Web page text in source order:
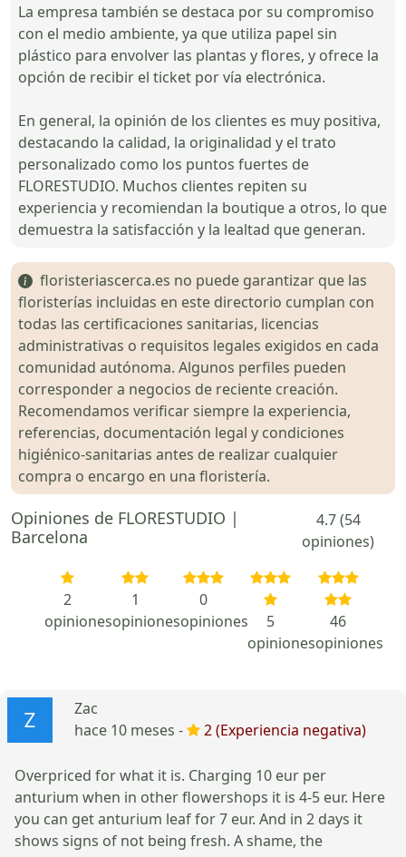
La empresa también se destaca por su compromiso
con el medio ambiente, ya que utiliza papel sin
plástico para envolver las plantas y flores, y ofrece la
opción de recibir el ticket por vía electrónica.
En general, la opinión de los clientes es muy positiva,
destacando la calidad, la originalidad y el trato
personalizado como los puntos fuertes de
FLORESTUDIO. Muchos clientes repiten su
experiencia y recomiendan la boutique a otros, lo que
demuestra la satisfacción y la lealtad que generan.
floristeriascerca.es no puede garantizar que las
floristerías incluidas en este directorio cumplan con
todas las certificaciones sanitarias, licencias
administrativas o requisitos legales exigidos en cada
comunidad autónoma. Algunos perfiles pueden
corresponder a negocios de reciente creación.
Recomendamos verificar siempre la experiencia,
referencias, documentación legal y condiciones
higiénico-sanitarias antes de realizar cualquier
compra o encargo en una floristería.
Opiniones de FLORESTUDIO |
Barcelona
4.7 (54
opiniones)
2
opiniones
1
opiniones
0
opiniones
5
opiniones
46
opiniones
Zac
hace 10 meses -
2 (Experiencia negativa)
Overpriced for what it is. Charging 10 eur per
anturium when in other flowershops it is 4-5 eur. Here
you can get anturium leaf for 7 eur. And in 2 days it
shows signs of not being fresh. A shame, the